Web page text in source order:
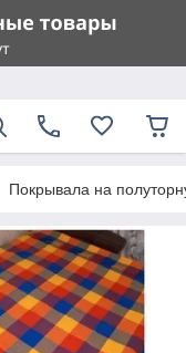
Покрывала на